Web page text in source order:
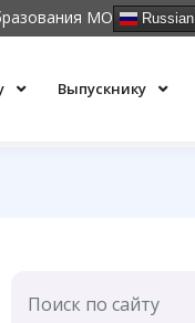
МО Russian
Выпускнику